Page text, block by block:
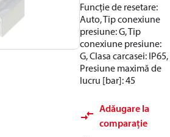
Funcție de resetare:
Auto, Tip conexiune
presiune: G, Tip
conexiune presiune:
G, Clasa carcasei: IP65,
Presiune maximă de
lucru [bar]: 45
Adăugare la
comparație